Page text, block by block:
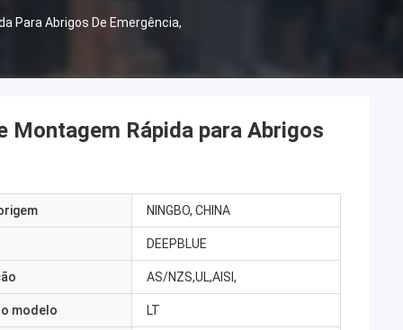
Para Abrigos De Emergência,
Montagem Rápida para Abrigos
NINGBO, CHINA
DEEPBLUE
AS/NZS,UL,AISI,
modelo LT